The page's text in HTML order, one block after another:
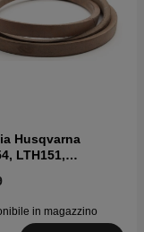
Husqvarna
LTH151,
in magazzino